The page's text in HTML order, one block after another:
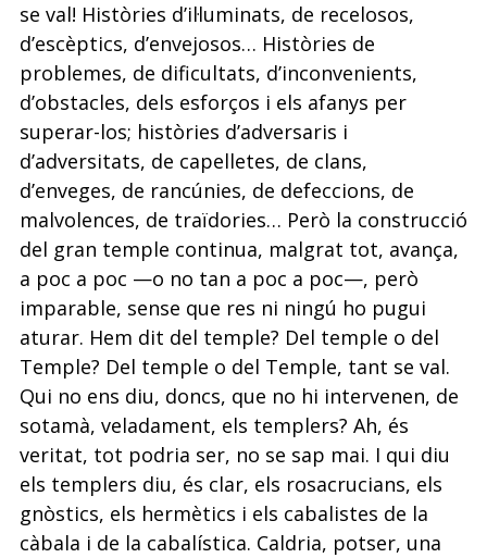
se val! Històries d’il·luminats, de recelosos,
d’escèptics, d’envejosos… Històries de
problemes, de dificultats, d’inconvenients,
d’obstacles, dels esforços i els afanys per
superar-los; històries d’adversaris i
d’adversitats, de capelletes, de clans,
d’enveges, de rancúnies, de defeccions, de
malvolences, de traïdories… Però la construcció
del gran temple continua, malgrat tot, avança,
a poc a poc —o no tan a poc a poc—, però
imparable, sense que res ni ningú ho pugui
aturar. Hem dit del temple? Del temple o del
Temple? Del temple o del Temple, tant se val.
Qui no ens diu, doncs, que no hi intervenen, de
sotamà, veladament, els templers? Ah, és
veritat, tot podria ser, no se sap mai. I qui diu
els templers diu, és clar, els rosacrucians, els
gnòstics, els hermètics i els cabalistes de la
càbala i de la cabalística. Caldria, potser, una